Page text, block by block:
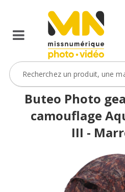
Buteo Photo
camouflage
III -